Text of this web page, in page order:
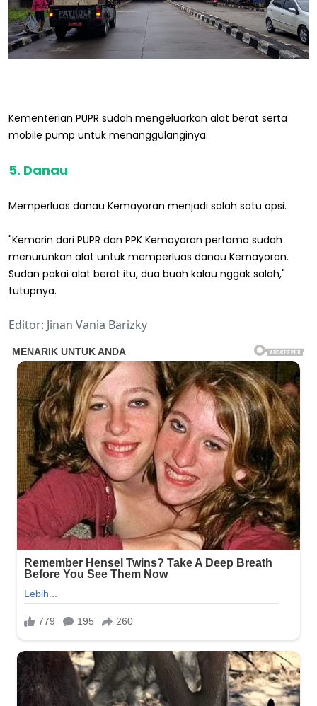
Kementerian PUPR sudah mengeluarkan alat berat serta
mobile pump untuk menanggulanginya.
5. Danau
Memperluas danau Kemayoran menjadi salah satu opsi.
"Kemarin dari PUPR dan PPK Kemayoran pertama sudah
menurunkan alat untuk memperluas danau Kemayoran.
Sudan pakai alat berat itu, dua buah kalau nggak salah,"
tutupnya.
Editor: Jinan Vania Barizky